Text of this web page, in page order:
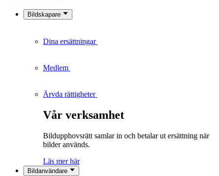
Bildskapare
Dina ersättningar
Medlem
Ärvda rättigheter
Vår verksamhet
Bildupphovsrätt samlar in och betalar ut ersättning när
bilder används.
Läs mer här
Bildanvändare